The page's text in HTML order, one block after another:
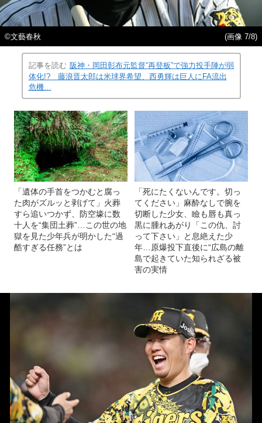
©文藝春秋 (画像 7/8)
記事を読む 阪神・岡田彰布元監督“再登板”で強力投手陣が弱
体化!? 藤浪晋太郎は米球界希望、西勇輝は巨人にFA流出
危機…
「遺体の手首をつかむと腐っ
た肉がズルッと剥げて」火葬
すら追いつかず、防空壕に数
十人を“集団土葬”…この世の地
獄を見た少年兵が明かした“過
酷すぎる任務”とは
「死にたくないんです。切っ
てください」麻酔なしで腕を
切断した少女、瞼も唇も真っ
黒に腫れあがり「この仇、討
って下さい」と息絶えた少
年…原爆投下直後に“広島の離
島で起きていた知られざる被
害の実情